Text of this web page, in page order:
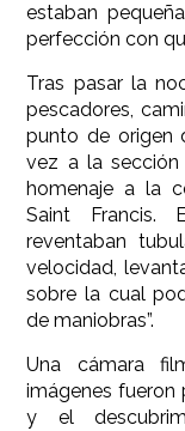
estaban
perfección con
Tras pasar la
pescadores,
punto de origen
vez a la sección
homenaje a la
Saint Francis.
reventaban
velocidad,
sobre la cual
de maniobras”.
Una cámara
imágenes fueron
y el